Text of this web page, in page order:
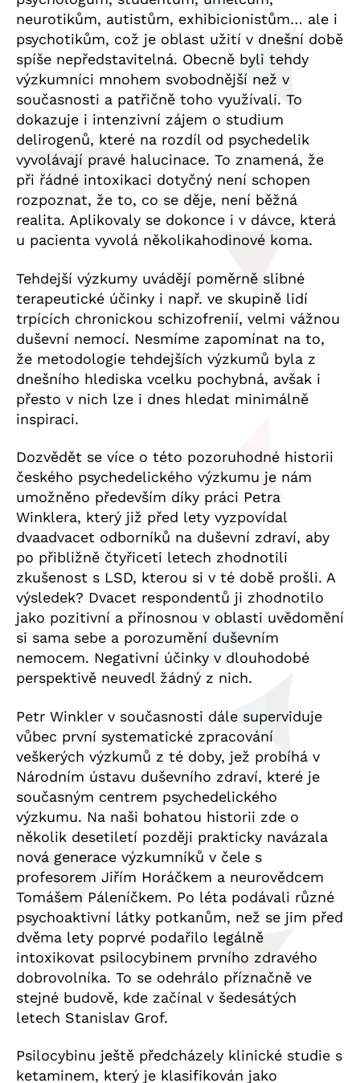
neurotikům, autistům, exhibicionistům… ale i
psychotikům, což je oblast užití v dnešní době
spíše nepředstavitelná. Obecně byli tehdy
výzkumníci mnohem svobodnější než v
současnosti a patřičně toho využívali. To
dokazuje i intenzivní zájem o studium
delirogenů, které na rozdíl od psychedelik
vyvolávají pravé halucinace. To znamená, že
při řádné intoxikaci dotyčný není schopen
rozpoznat, že to, co se děje, není běžná
realita. Aplikovaly se dokonce i v dávce, která
u pacienta vyvolá několikahodinové koma.
Tehdejší výzkumy uvádějí poměrně slibné
terapeutické účinky i např. ve skupině lidí
trpících chronickou schizofrenií, velmi vážnou
duševní nemocí. Nesmíme zapomínat na to,
že metodologie tehdejších výzkumů byla z
dnešního hlediska vcelku pochybná, avšak i
přesto v nich lze i dnes hledat minimálně
inspiraci.
Dozvědět se více o této pozoruhodné historii
českého psychedelického výzkumu je nám
umožněno především díky práci Petra
Winklera, který již před lety vyzpovídal
dvaadvacet odborníků na duševní zdraví, aby
po přibližně čtyřiceti letech zhodnotili
zkušenost s LSD, kterou si v té době prošli. A
výsledek? Dvacet respondentů ji zhodnotilo
jako pozitivní a přínosnou v oblasti uvědomění
si sama sebe a porozumění duševním
nemocem. Negativní účinky v dlouhodobé
perspektivě neuvedl žádný z nich.
Petr Winkler v současnosti dále superviduje
vůbec první systematické zpracování
veškerých výzkumů z té doby, jež probíhá v
Národním ústavu duševního zdraví, které je
současným centrem psychedelického
výzkumu. Na naši bohatou historii zde o
několik desetiletí později prakticky navázala
nová generace výzkumníků v čele s
profesorem Jiřím Horáčkem a neurovědcem
Tomášem Páleníčkem. Po léta podávali různé
psychoaktivní látky potkanům, než se jim před
dvěma lety poprvé podařilo legálně
intoxikovat psilocybinem prvního zdravého
dobrovolníka. To se odehrálo příznačně ve
stejné budově, kde začínal v šedesátých
letech Stanislav Grof.
Psilocybinu ještě předcházely klinické studie s
ketaminem, který je klasifikován jako